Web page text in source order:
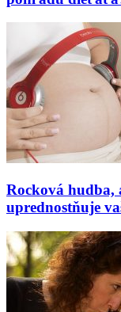
Rocková hudba,
uprednostňuje